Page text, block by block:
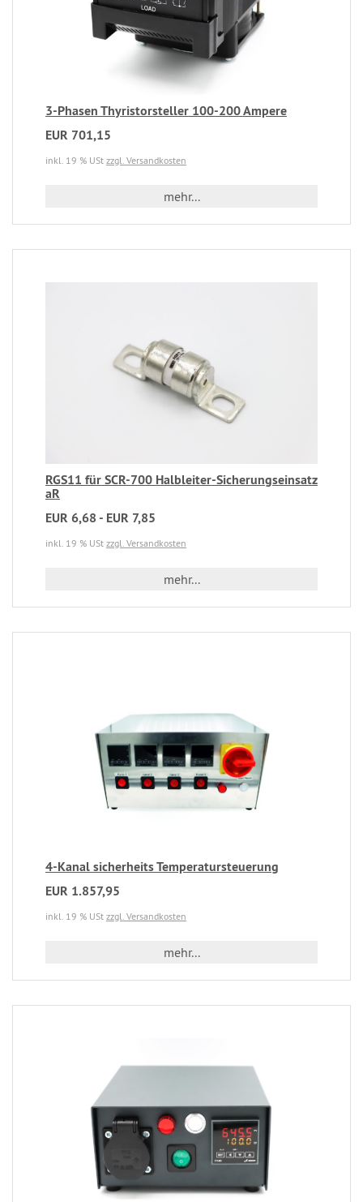
3-Phasen Thyristorsteller 100-200 Ampere
EUR 701,15
inkl. 19 % USt zzgl. Versandkosten
mehr...
RGS11 für SCR-700 Halbleiter-Sicherungseinsatz
aR
EUR 6,68 - EUR 7,85
inkl. 19 % USt zzgl. Versandkosten
mehr...
4-Kanal sicherheits Temperatursteuerung
EUR 1.857,95
inkl. 19 % USt zzgl. Versandkosten
mehr...